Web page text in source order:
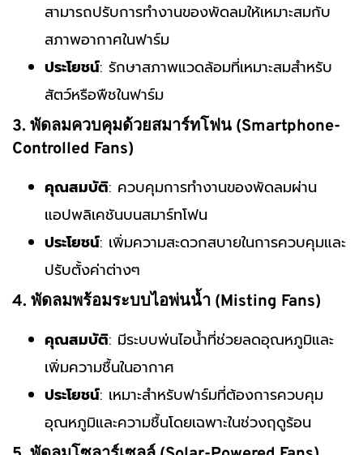
สามารถปรับการทำงานของพัดลมให้เหมาะสมกับ
สภาพอากาศในฟาร์ม
ประโยชน์: รักษาสภาพแวดล้อมที่เหมาะสมสำหรับ
สัตว์หรือพืชในฟาร์ม
3. พัดลมควบคุมด้วยสมาร์ทโฟน (Smartphone-
Controlled Fans)
คุณสมบัติ: ควบคุมการทำงานของพัดลมผ่าน
แอปพลิเคชันบนสมาร์ทโฟน
ประโยชน์: เพิ่มความสะดวกสบายในการควบคุมและ
ปรับตั้งค่าต่างๆ
4. พัดลมพร้อมระบบไอพ่นน้ำ (Misting Fans)
คุณสมบัติ: มีระบบพ่นไอน้ำที่ช่วยลดอุณหภูมิและ
เพิ่มความชื้นในอากาศ
ประโยชน์: เหมาะสำหรับฟาร์มที่ต้องการควบคุม
อุณหภูมิและความชื้นโดยเฉพาะในช่วงฤดูร้อน